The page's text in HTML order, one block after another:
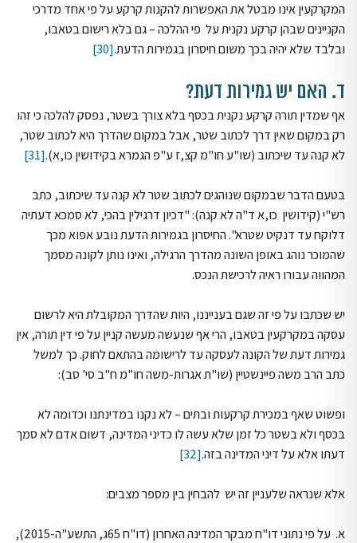
המקרקעין אינו מבטל את האפשרות להקנות קרקע על פי אחד מדרכי
הקניינים שבהן קרקע נקנית על פי ההלכה – גם בלא רישום בטאבו,
ובלבד שלא יהיה בכך משום חיסרון בגמירות הדעת.[30]
ד. האם יש גמירות דעת?
אף שמדין תורה קרקע נקנית בכסף בלא צורך בשטר, נפסק להלכה כי זהו
רק במקום שאין דרך לכתוב שטר, אבל במקום שהדרך היא לכתוב שטר,
לא קנה עד שיכתוב (שו"ע חו"מ קצ,ז ע"פ הגמרא בקידושין כו,א).[31]
בטעם הדבר שבמקום שנוהגים לכתוב שטר לא קנה עד שיכתוב, כתב
רש"י (קידושין כו,א ד"ה לא קנה): "דכיון דרגילין בהכי, לא סמכא דעתיה
דלוקח עד דנקיט שטרא". החיסרון בגמירות הדעת נובע אפוא מכך
שהמוכר נוהג באופן השונה מהדרך הרגילה, ואינו נותן לקונה מסמך
המהווה עבורו ראיה לרכישת הנכס.
יש שכתבו על פי זה שגם בענייננו, היות שהדרך המקובלת היא לרשום
עסקה במקרקעין בטאבו, הרי אף שנעשה מעשה קניין על פי דין תורה, אין
גמירות דעת של הקונה לעסקה עד לרישומה בהתאם לחוק. כך למשל
כתב הרב משה פיינשטיין (שו"ת אגרות-משה חו"מ ח"ב סי' סב):
ופשוט שאף במכירת קרקעות ובתים – לא נקנו במדינתנו וכדומה לא
בכסף ולא בשטר כל זמן שלא עשה לו כדיני המדינה, דשום אדם לא סמך
דעתו אלא על דיני המדינה בזה.[32]
אלא שנראה שלעניין זה יש להבחין בין מספר מצבים:
א. על פי נתוני דו"ח מבקר המדינה האחרון (דו"ח 65ג, התשע"ה-2015),